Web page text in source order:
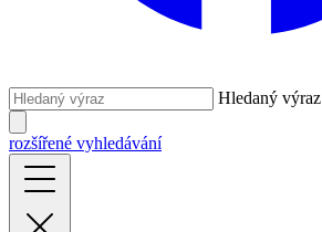
Hledaný výraz
rozšířené vyhledávání